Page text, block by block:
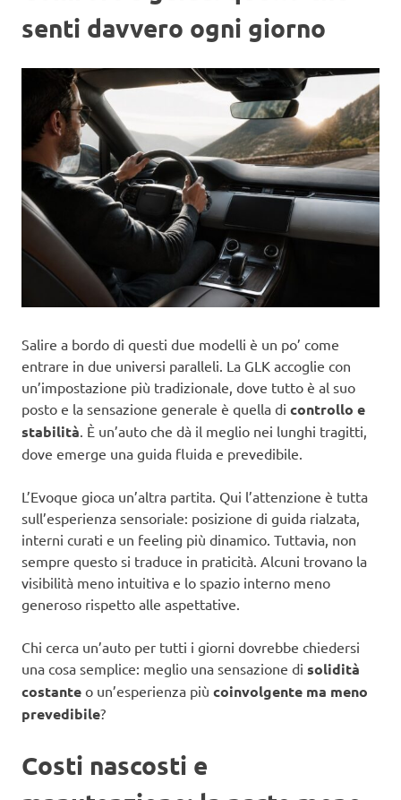
senti davvero ogni giorno
Salire a bordo di questi due modelli è un po’ come
entrare in due universi paralleli. La GLK accoglie con
un’impostazione più tradizionale, dove tutto è al suo
posto e la sensazione generale è quella di controllo e
stabilità . È un’auto che dà il meglio nei lunghi tragitti,
dove emerge una guida fluida e prevedibile.
L’Evoque gioca un’altra partita. Qui l’attenzione è tutta
sull’esperienza sensoriale: posizione di guida rialzata,
interni curati e un feeling più dinamico. Tuttavia, non
sempre questo si traduce in praticità. Alcuni trovano la
visibilità meno intuitiva e lo spazio interno meno
generoso rispetto alle aspettative.
Chi cerca un’auto per tutti i giorni dovrebbe chiedersi
una cosa semplice: meglio una sensazione di solidità
costante o un’esperienza più coinvolgente ma meno
prevedibile?
Costi nascosti e